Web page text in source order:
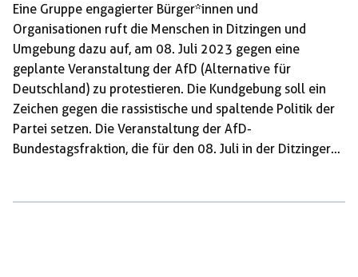
Eine Gruppe engagierter Bürger*innen und
Organisationen ruft die Menschen in Ditzingen und
Umgebung dazu auf, am 08. Juli 2023 gegen eine
geplante Veranstaltung der AfD (Alternative für
Deutschland) zu protestieren. Die Kundgebung soll ein
Zeichen gegen die rassistische und spaltende Politik der
Partei setzen. Die Veranstaltung der AfD-
Bundestagsfraktion, die für den 08. Juli in der Ditzinger